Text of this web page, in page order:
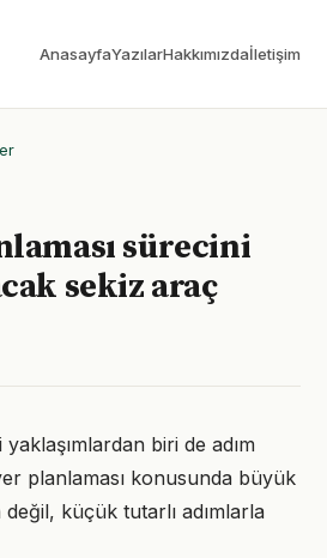
AnasayfaYazılarHakkımızdaİletişim
sürecini
sekiz araç
biri de adım
planlaması konusunda büyük
küçük tutarlı adımlarla